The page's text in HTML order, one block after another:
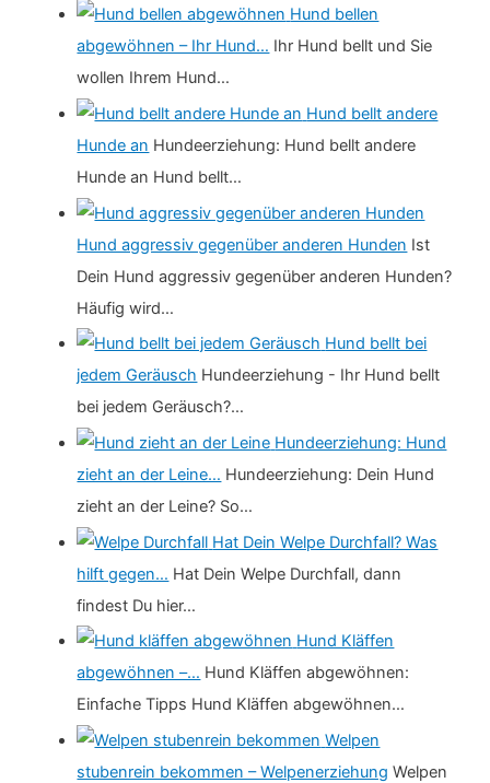
Hund bellen
abgewöhnen – Ihr Hund… Ihr Hund bellt und Sie
wollen Ihrem Hund…
Hund bellt andere
Hunde an Hundeerziehung: Hund bellt andere
Hunde an Hund bellt…
Hund aggressiv gegenüber anderen Hunden Ist
Dein Hund aggressiv gegenüber anderen Hunden?
Häufig wird…
Hund bellt bei
jedem Geräusch Hundeerziehung - Ihr Hund bellt
bei jedem Geräusch?…
Hundeerziehung: Hund
zieht an der Leine… Hundeerziehung: Dein Hund
zieht an der Leine? So…
Hat Dein Welpe Durchfall? Was
hilft gegen… Hat Dein Welpe Durchfall, dann
findest Du hier…
Hund Kläffen
abgewöhnen –… Hund Kläffen abgewöhnen:
Einfache Tipps Hund Kläffen abgewöhnen…
Welpen
stubenrein bekommen – Welpenerziehung Welpen